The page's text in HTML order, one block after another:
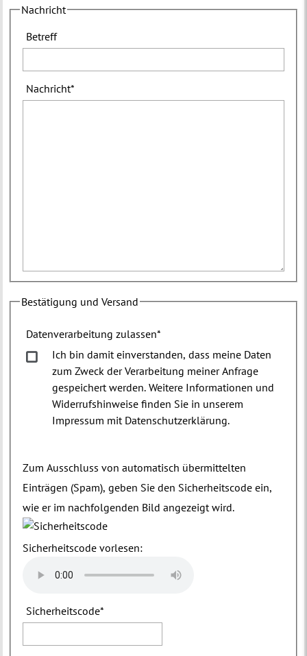
Nachricht
Betreff
Nachricht*
Bestätigung und Versand
Datenverarbeitung zulassen*
Ich bin damit einverstanden, dass meine Daten
zum Zweck der Verarbeitung meiner Anfrage
gespeichert werden. Weitere Informationen und
Widerrufshinweise finden Sie in unserem
Impressum mit Datenschutzerklärung.
Zum Ausschluss von automatisch übermittelten
Einträgen (Spam), geben Sie den Sicherheitscode ein,
wie er im nachfolgenden Bild angezeigt wird.
Sicherheitscode vorlesen:
Sicherheitscode*